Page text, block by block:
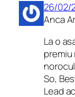
26/02/
Anca
La o
premiu
So,
Lead